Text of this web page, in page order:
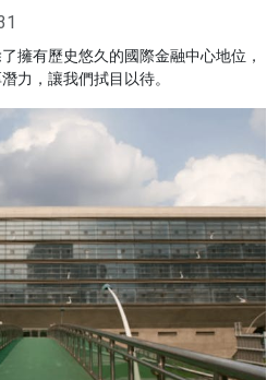
擁有歷史悠久的國際金融中心地位，
力，讓我們拭目以待。